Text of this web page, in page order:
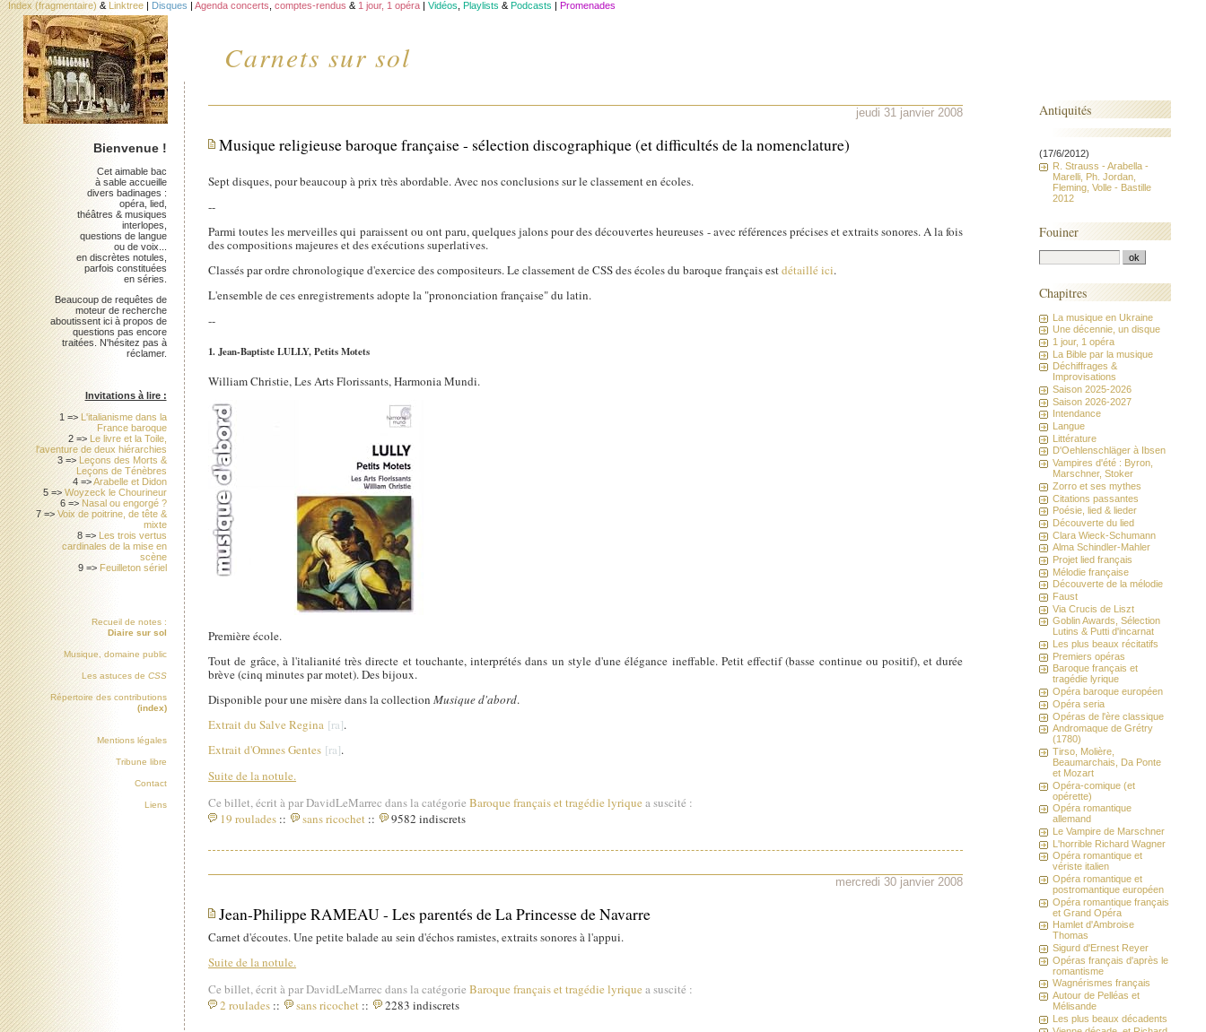
Carnets sur sol
Index (fragmentaire) & Linktree | Disques | Agenda concerts comptes-rendus & 1 jour, 1 opéra | Vidéos Playlists & Podcasts | Promenades
jeudi 31 janvier 2008
Musique religieuse baroque française - sélection discographique (et difficultés de la nomenclature)
Sept disques, pour beaucoup à prix très abordable. Avec nos conclusions sur le classement en écoles.
--
Parmi toutes les merveilles qui paraissent ou ont paru, quelques jalons pour des découvertes heureuses - avec références précises et extraits sonores. A la fois
des compositions majeures et des exécutions superlatives.
Classés par ordre chronologique d'exercice des compositeurs. Le classement de CSS des écoles du baroque français estdétaillé ici.
L'ensemble de ces enregistrements adopte la "prononciation française" du latin.
--
1. Jean-Baptiste LULLY, Petits Motets
William Christie, Les Arts Florissants, Harmonia Mundi.
Première école.
Tout de grâce, à l'italianité très directe et touchante, interprétés dans un style d'une élégance ineffable. Petit effectif (basse continue ou positif), et durée
brève (cinq minutes par motet). Des bijoux.
Disponible pour une misère dans la collectionMusique d'abord.
Extrait du Salve Regina
.
Extrait d'Omnes Gentes
.
Suite de la notule.
Ce billet, écrit à par DavidLeMarrec dans la catégorieBaroque français et tragédie lyriquea suscité :
19 roulades :: sans ricochet :: 9582 indiscrets
mercredi 30 janvier 2008
Jean-Philippe RAMEAU - Les parentés de La Princesse de Navarre
Carnet d'écoutes. Une petite balade au sein d'échos ramistes, extraits sonores à l'appui.
Suite de la notule.
Ce billet, écrit à par DavidLeMarrec dans la catégorieBaroque français et tragédie lyriquea suscité :
2 roulades :: sans ricochet :: 2283 indiscrets
Bienvenue !
Cet aimable bac
à sable accueille
divers badinages :
opéra, lied,
théâtres & musiques
interlopes,
questions de langue
ou de voix...
en discrètes notules,
parfois constituées
en séries.
Beaucoup de requêtes de
moteur de recherche
aboutissent ici à propos de
questions pas encore
traitées. N'hésitez pas à
réclamer.
Invitations à lire :
1 => L'italianisme dans la
France baroque
2 => Le livre et la Toile,
l'aventure de deux hiérarchies
3 => Leçons des Morts &
Leçons de Ténèbres
4 =>Arabelle et Didon
5 =>Woyzeck le Chourineur
6 => Nasal ou engorgé ?
7 =>Voix de poitrine, de tête &
mixte
8 => Les trois vertus
cardinales de la mise en
scène
9 => Feuilleton sériel
Recueil de notes :
Diaire sur sol
Musique, domaine public
Les astuces de CSS
Répertoire des contributions
(index)
Mentions légales
Tribune libre
Contact
Liens
Antiquités
(17/6/2012)
R. Strauss - Arabella -
Marelli, Ph. Jordan,
Fleming, Volle - Bastille
2012
Fouiner
Chapitres
La musique en Ukraine
Une décennie, un disque
1 jour, 1 opéra
La Bible par la musique
Déchiffrages &
Improvisations
Saison 2025-2026
Saison 2026-2027
Intendance
Langue
Littérature
D'Oehlenschläger à Ibsen
Vampires d'été : Byron,
Marschner, Stoker
Zorro et ses mythes
Citations passantes
Poésie, lied & lieder
Découverte du lied
Clara Wieck-Schumann
Alma Schindler-Mahler
Projet lied français
Mélodie française
Découverte de la mélodie
Faust
Via Crucis de Liszt
Goblin Awards, Sélection
Lutins & Putti d'incarnat
Les plus beaux récitatifs
Premiers opéras
Baroque français et
tragédie lyrique
Opéra baroque européen
Opéra seria
Opéras de l'ère classique
Andromaque de Grétry
(1780)
Tirso, Molière,
Beaumarchais, Da Ponte
et Mozart
Opéra-comique (et
opérette)
Opéra romantique
allemand
Le Vampire de Marschner
L'horrible Richard Wagner
Opéra romantique et
vériste italien
Opéra romantique et
postromantique européen
Opéra romantique français
et Grand Opéra
Hamlet d'Ambroise
Thomas
Sigurd d'Ernest Reyer
Opéras français d'après le
romantisme
Wagnérismes français
Autour de Pelléas et
Mélisande
Les plus beaux décadents